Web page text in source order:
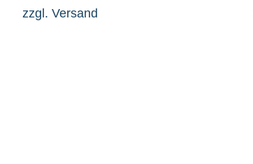
zzgl. Versand